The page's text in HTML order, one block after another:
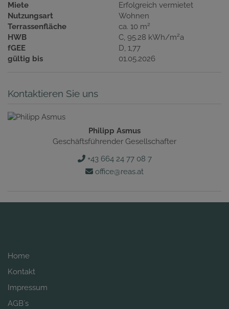
Miete
Erfolgreich vermietet
Nutzungsart
Wohnen
Terrassenfläche
ca. 10 m2
HWB C, 95.28 kWh/m2a
fGEE
D, 1,77
gültig bis
01.05.2026
Kontaktieren Sie uns
Philipp Asmus
Geschäftsführender Gesellschafter
+43 664 24 77 08 7
office@reas.at
Home
Kontakt
Impressum
AGB´s